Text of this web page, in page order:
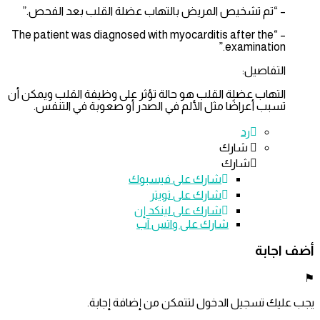
– “تم تشخيص المريض بالتهاب عضلة القلب بعد الفحص.”
– “The patient was diagnosed with myocarditis after the
examination.”
التفاصيل:
التهاب عضلة القلب هو حالة تؤثر على وظيفة القلب ويمكن أن
تسبب أعراضًا مثل الألم في الصدر أو صعوبة في التنفس.
رد
شارك
شارك
شارك علىفيسبوك
شارك على تويتر
شارك على لينكد إن
شارك على واتس آب
تسجيل الدخول لتتمكن من إضافة إجابة.